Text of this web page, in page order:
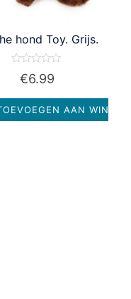
hond Toy. Grijs.
Waardering
5
€6.99
AAN